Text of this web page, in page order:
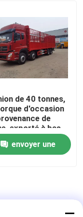
de 40 tonnes,
d'occasion
de
exporté à bas
envoyer une